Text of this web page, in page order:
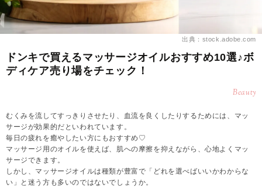
出典：stock.adobe.com
ドンキで買えるマッサージオイルおすすめ10選♪ボ
ディケア売り場をチェック！
Beauty
むくみを流してすっきりさせたり、血流を良くしたりするためには、マッ
サージが効果的だといわれています。
毎日の疲れを癒やしたい方にもおすすめ♡
マッサージ用のオイルを使えば、肌への摩擦を抑えながら、心地よくマッ
サージできます。
しかし、マッサージオイルは種類が豊富で「どれを選べばいいかわからな
い」と迷う方も多いのではないでしょうか。